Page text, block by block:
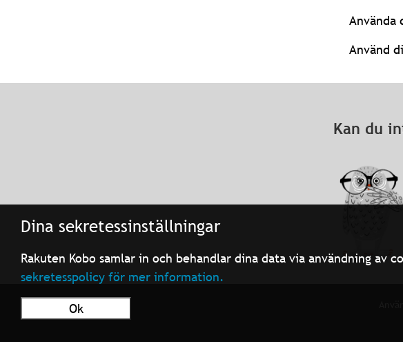
Dina sekretessinställningar
Rakuten Kobo samlar in och behandlar dina data via användning
sekretesspolicy för mer information.
Ok
Använda
Använd
Kan du